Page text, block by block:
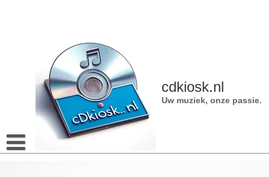
cdkiosk.nl
Uw muziek, onze passie.